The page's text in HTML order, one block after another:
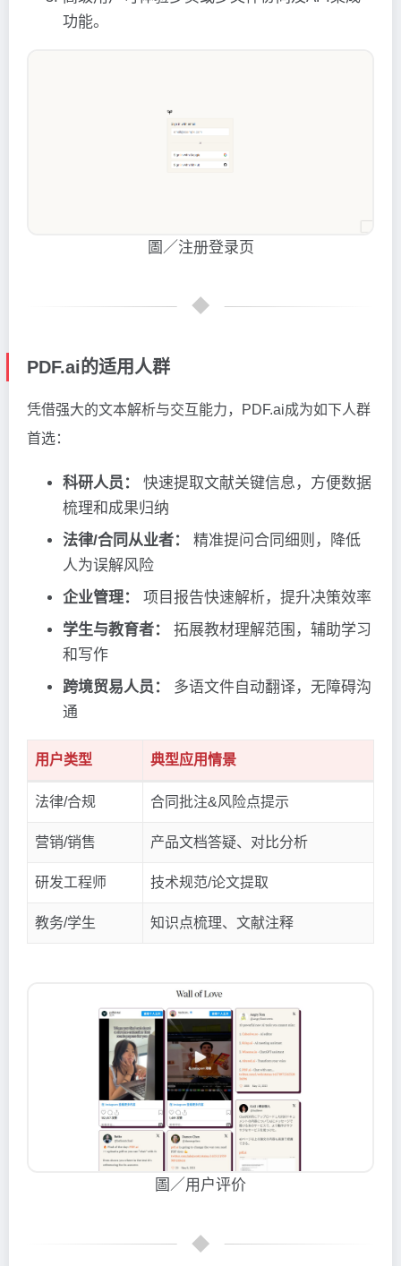
功能。
圖／注册登录页
PDF.ai的适用人群
凭借强大的文本解析与交互能力，PDF.ai成为如下人群
首选：
科研人员：
快速提取文献关键信息，方便数据
梳理和成果归纳
法律/合同从业者：
精准提问合同细则，降低
人为误解风险
企业管理：
项目报告快速解析，提升决策效率
学生与教育者：
拓展教材理解范围，辅助学习
和写作
跨境贸易人员：
多语文件自动翻译，无障碍沟
通
用户类型 典型应用情景
法律/合规 合同批注&风险点提示
营销/销售 产品文档答疑、对比分析
研发工程师 技术规范/论文提取
教务/学生 知识点梳理、文献注释
圖／用户评价